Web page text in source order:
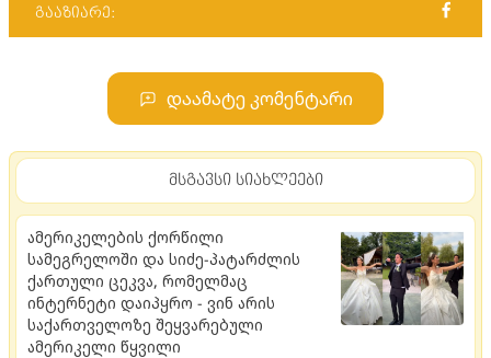
გააზიარე:
დაამატე კომენტარი
მსგავსი სიახლეები
ამერიკელების ქორწილი
სამეგრელოში და სიძე-პატარძლის
ქართული ცეკვა, რომელმაც
ინტერნეტი დაიპყრო - ვინ არის
საქართველოზე შეყვარებული
ამერიკელი წყვილი